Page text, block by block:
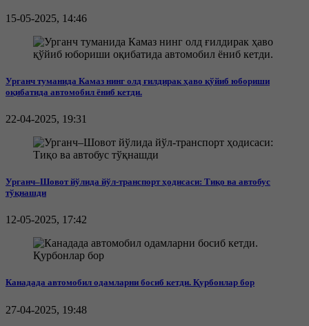
15-05-2025, 14:46
Урганч туманида Камаз нинг олд ғилдирак ҳаво қўйиб юбориши
оқибатида автомобил ёниб кетди.
22-04-2025, 19:31
Урганч–Шовот йўлида йўл-транспорт ҳодисаси: Тиқо ва автобус
тўқнашди
12-05-2025, 17:42
Канадада автомобил одамларни босиб кетди. Қурбонлар бор
27-04-2025, 19:48